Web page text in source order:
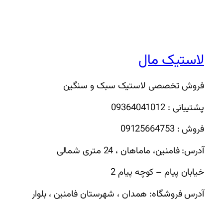
لاستیک مال
فروش تخصصی لاستیک سبک و سنگین
پشتیبانی : 09364041012
فروش : 09125664753
آدرس: فامنین، ماماهان ، 24 متری شمالی
خیابان پیام – کوچه پیام 2
آدرس فروشگاه: همدان ، شهرستان فامنین ، بلوار